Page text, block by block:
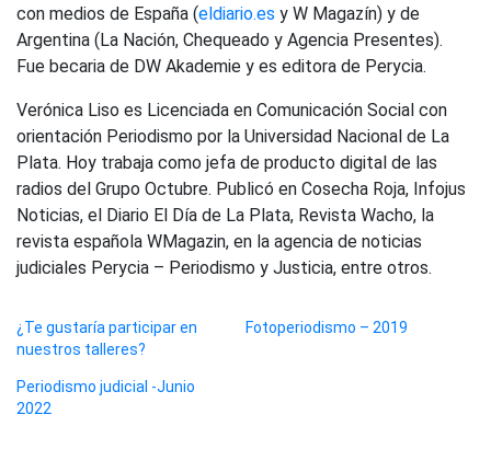
con medios de España (eldiario.es y W Magazín) y de
Argentina (La Nación, Chequeado y Agencia Presentes).
Fue becaria de DW Akademie y es editora de Perycia.
Verónica Liso es Licenciada en Comunicación Social con
orientación Periodismo por la Universidad Nacional de La
Plata. Hoy trabaja como jefa de producto digital de las
radios del Grupo Octubre. Publicó en Cosecha Roja, Infojus
Noticias, el Diario El Día de La Plata, Revista Wacho, la
revista española WMagazin, en la agencia de noticias
judiciales Perycia – Periodismo y Justicia, entre otros.
¿Te gustaría participar en
nuestros talleres?
Fotoperiodismo – 2019
Periodismo judicial -Junio
2022